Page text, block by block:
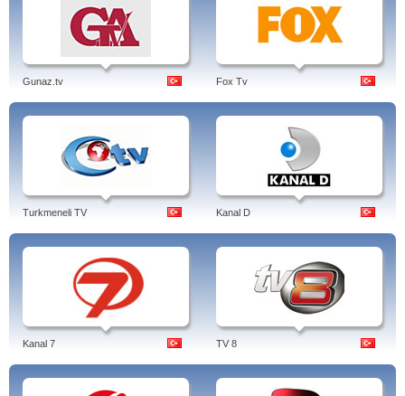
Gunaz.tv Fox Tv
Turkmeneli TV Kanal D
Kanal 7 TV 8